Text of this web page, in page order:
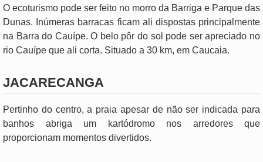
O ecoturismo pode ser feito no morro da Barriga e Parque das
Dunas. Inúmeras barracas ficam ali dispostas principalmente
na Barra do Cauípe. O belo pôr do sol pode ser apreciado no
rio Cauípe que ali corta. Situado a 30 km, em Caucaia.
JACARECANGA
Pertinho do centro, a praia apesar de não ser indicada para
banhos abriga um kartódromo nos arredores que
proporcionam momentos divertidos.